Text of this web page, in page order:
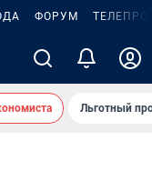
ФОРУМ
Льготный